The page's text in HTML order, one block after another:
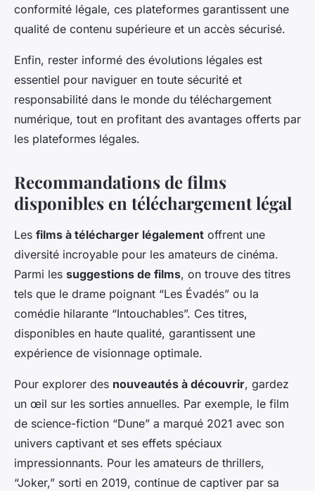
conformité légale, ces plateformes garantissent une
qualité de contenu supérieure et un accès sécurisé.
Enfin, rester informé des évolutions légales est
essentiel pour naviguer en toute sécurité et
responsabilité dans le monde du téléchargement
numérique, tout en profitant des avantages offerts par
les plateformes légales.
Recommandations de films
disponibles en téléchargement légal
Les films à télécharger légalement offrent une
diversité incroyable pour les amateurs de cinéma.
Parmi les suggestions de films, on trouve des titres
tels que le drame poignant “Les Évadés” ou la
comédie hilarante “Intouchables”. Ces titres,
disponibles en haute qualité, garantissent une
expérience de visionnage optimale.
Pour explorer des nouveautés à découvrir, gardez
un œil sur les sorties annuelles. Par exemple, le film
de science-fiction “Dune” a marqué 2021 avec son
univers captivant et ses effets spéciaux
impressionnants. Pour les amateurs de thrillers,
“Joker,” sorti en 2019, continue de captiver par sa